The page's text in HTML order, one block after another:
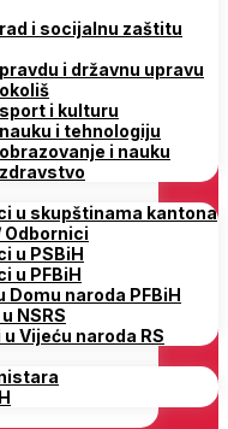
i socijalnu zaštitu
i državnu upravu
i kulturu
i tehnologiju
i nauku
u skupštinama kantona
Odbornici
u PSBiH
u PFBiH
Domu naroda PFBiH
NSRS
Vijeću naroda RS